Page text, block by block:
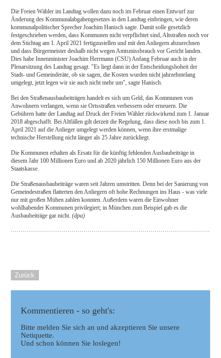
Die Freien Wähler im Landtag wollen dazu noch im Februar einen Entwurf zur
Änderung des Kommunalabgabengesetzes in den Landtag einbringen, wie deren
kommunalpolitischer Sprecher Joachim Hanisch sagte. Damit solle gesetzlich
festgeschrieben werden, dass Kommunen nicht verpflichtet sind, Altstraßen noch vor
dem Stichtag am 1. April 2021 fertigzustellen und mit den Anliegern abzurechnen
und dass Bürgermeister deshalb nicht wegen Amtsmissbrauch vor Gericht landen.
Dies habe Innenminister Joachim Herrmann (CSU) Anfang Februar auch in der
Plenarsitzung des Landtag gesagt. "Es liegt dann in der Entscheidungshoheit der
Stadt- und Gemeinderäte, ob sie sagen, die Kosten wurden nicht jahrzehntelang
umgelegt, jetzt legen wir sie auch nicht mehr um", sagte Hanisch.
Bei den Straßenausbaubeiträgen handelt es sich um Geld, das Kommunen von
Anwohnern verlangen, wenn sie Ortsstraßen verbessern oder erneuern. Die
Gebühren hatte der Landtag auf Druck der Freien Wähler rückwirkend zum 1. Januar
2018 abgeschafft. Bei Altfällen gilt derzeit die Regelung, dass diese noch bis zum 1.
April 2021 auf die Anlieger umgelegt werden können, wenn ihre erstmalige
technische Herstellung nicht länger als 25 Jahre zurückliegt.
Die Kommunen erhalten als Ersatz für die künftig fehlenden Ausbaubeiträge in
diesem Jahr 100 Millionen Euro und ab 2020 jährlich 150 Millionen Euro aus der
Staatskasse.
Die Straßenausbaubeiträge waren seit Jahren umstritten. Denn bei der Sanierung von
Gemeindestraßen flatterten den Anliegern oft hohe Rechnungen ins Haus - was viele
nur mit großen Mühen zahlen konnten. Außerdem waren die Einwohner
wohlhabender Kommunen privilegiert; in München zum Beispiel gab es die
Ausbaubeiträge gar nicht.(dpa)
Zurück
Kommentieren - so geht's:
Bitte melden Sie sich an und akzeptieren Sie unsere
Netiquette.
Und schon können Sie loslegen!